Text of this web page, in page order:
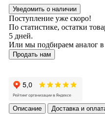
Уведомить о наличии
Поступление уже скоро!
По статистике, остатки
5 дней.
Или мы подбираем аналог в
Продать нам
Описание Доставка и